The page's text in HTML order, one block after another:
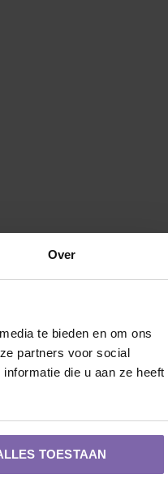
Over
te bieden en om ons
partners voor social
die u aan ze heeft
TOESTAAN
Verspreide vorm